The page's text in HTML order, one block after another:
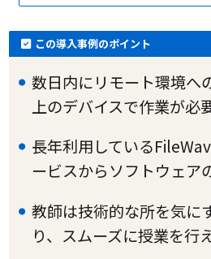
この導入事例のポイント
数日内にリモート環境
上のデバイスで作業が必
長年利用している
ービスからソフトウェア
教師は技術的な所を気に
り、スムーズに授業を行